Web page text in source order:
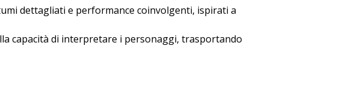
dettagliati e performance coinvolgenti, ispirati a
capacità di interpretare i personaggi, trasportando